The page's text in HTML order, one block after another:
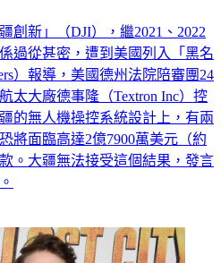
創新」（DJI），繼2021、2022
過從甚密，遭到美國列入「黑名
）報導，美國德州法院陪審團24
太大廠德事隆（Textron Inc）控
的無人機操控系統設計上，有兩
將面臨高達2億7900萬美元（約
。大疆無法接受這個結果，發言